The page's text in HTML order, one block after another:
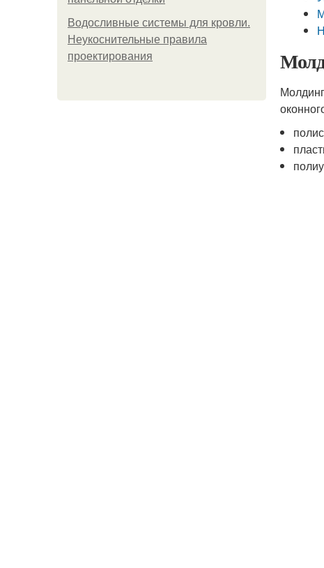
Водосливные системы для кровли.
Неукоснительные правила
проектирования